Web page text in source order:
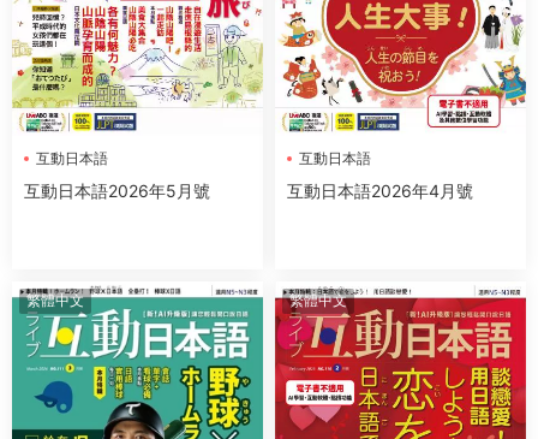
互動日本語
互動日本語2026年5月號
互動日本語
互動日本語2026年4月號
繁體中文 繁體中文